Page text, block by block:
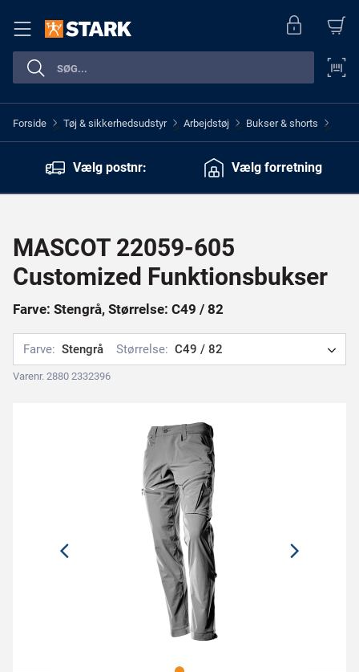
Forside > Tøj & sikkerhedsudstyr > Arbejdstøj > Bukser & shorts >
Vælg postnr: Vælg forretning
MASCOT 22059-605
Customized Funktionsbukser
Farve: Stengrå, Størrelse: C49 / 82
Farve: Stengrå Størrelse: C49 / 82
Varenr. 2880 2332396